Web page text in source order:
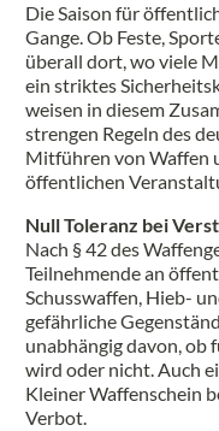
Die Saison für
Gange. Ob Feste,
überall dort, wo viele
ein striktes
weisen in diesem
strengen Regeln des
Mitführen von Waffen
öffentlichen
Null Toleranz bei
Nach § 42 des
Teilnehmende an
Schusswaffen, Hieb-
gefährliche
unabhängig davon,
wird oder nicht. Auch
Kleiner Waffenschein
Verbot.